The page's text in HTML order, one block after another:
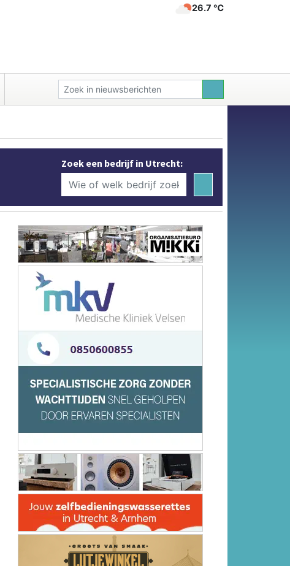
26.7 ℃
Zoek een bedrijf in Utrecht: